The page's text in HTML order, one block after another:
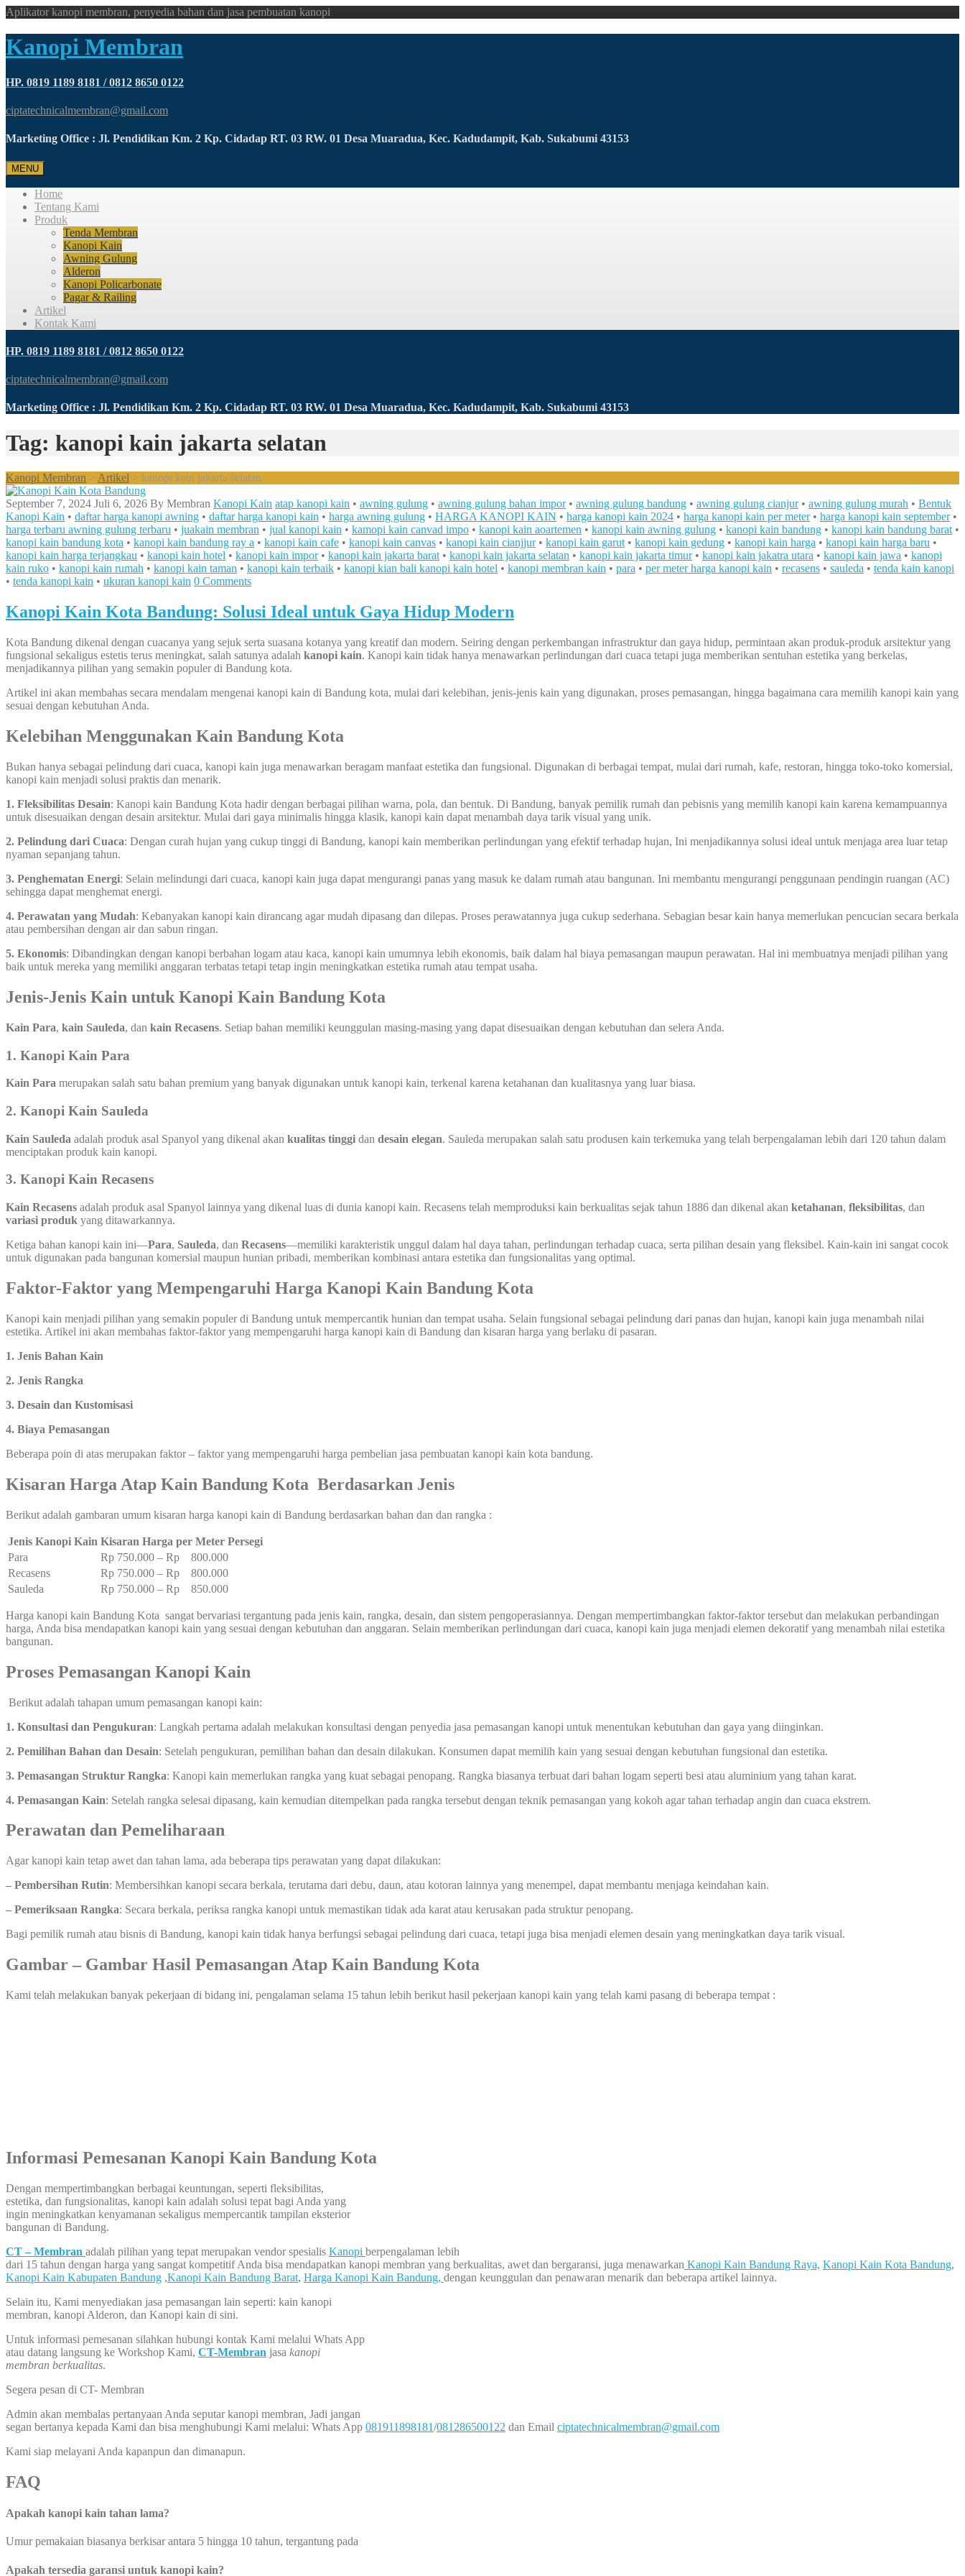
Aplikator kanopi membran, penyedia bahan dan jasa pembuatan kanopi
Kanopi Membran
HP. 0819 1189 8181 / 0812 8650 0122
ciptatechnicalmembran@gmail.com
Marketing Office : Jl. Pendidikan Km. 2 Kp. Cidadap RT. 03 RW. 01 Desa Muaradua, Kec. Kadudampit, Kab. Sukabumi 43153
MENU
Home
Tentang Kami
Produk
Tenda Membran
Kanopi Kain
Awning Gulung
Alderon
Kanopi Policarbonate
Pagar & Railing
Artikel
Kontak Kami
HP. 0819 1189 8181 / 0812 8650 0122
ciptatechnicalmembran@gmail.com
Marketing Office : Jl. Pendidikan Km. 2 Kp. Cidadap RT. 03 RW. 01 Desa Muaradua, Kec. Kadudampit, Kab. Sukabumi 43153
Tag: kanopi kain jakarta selatan
Kanopi Membran > Artikel > kanopi kain jakarta selatan
September 7, 2024 Juli 6, 2026 By Membran Kanopi Kain atap kanopi kain • awning gulung • awning gulung bahan impor• awning gulung bandung • awning gulung cianjur• awning gulung murah • Bentuk
Kanopi Kain • daftar harga kanopi awning • daftar harga kanopi kain • harga awning gulung • HARGA KANOPI KAIN • harga kanopi kain 2024 • harga kanopi kain per meter• harga kanopi kain september•
harga terbaru awning gulung terbaru • juakain membran • jual kanopi kain • kamopi kain canvad impo • kanopi kain aoartemen • kanopi kain awning gulung • kanopi kain bandung • kanopi kain bandung barat •
kanopi kain bandung kota • kanopi kain bandung ray a • kanopi kain cafe • kanopi kain canvas • kanopi kain cianjjur• kanopi kain garut • kanopi kain gedung • kanopi kain harga • kanopi kain harga baru •
kanopi kain harga terjangkau • kanopi kain hotel • kanopi kain impor• kanopi kain jakarta barat • kanopi kain jakarta selatan • kanopi kain jakarta timur• kanopi kain jakatra utara • kanopi kain jawa • kanopi
kain ruko • kanopi kain rumah • kanopi kain taman • kanopi kain terbaik • kanopi kian bali kanopi kain hotel • kanopi membran kain • para • per meter harga kanopi kain • recasens • sauleda • tenda kain kanopi
• tenda kanopi kain • ukuran kanopi kain 0 Comments
Kanopi Kain Kota Bandung: Solusi Ideal untuk Gaya Hidup Modern
Kota Bandung dikenal dengan cuacanya yang sejuk serta suasana kotanya yang kreatif dan modern. Seiring dengan perkembangan infrastruktur dan gaya hidup, permintaan akan produk-produk arsitektur yang
fungsional sekaligus estetis terus meningkat, salah satunya adalah kanopi kain. Kanopi kain tidak hanya menawarkan perlindungan dari cuaca tetapi juga memberikan sentuhan estetika yang berkelas,
menjadikannya pilihan yang semakin populer di Bandung kota.
Artikel ini akan membahas secara mendalam mengenai kanopi kain di Bandung kota, mulai dari kelebihan, jenis-jenis kain yang digunakan, proses pemasangan, hingga bagaimana cara memilih kanopi kain yang
sesuai dengan kebutuhan Anda.
Kelebihan Menggunakan Kain Bandung Kota
Bukan hanya sebagai pelindung dari cuaca, kanopi kain juga menawarkan beragam manfaat estetika dan fungsional. Digunakan di berbagai tempat, mulai dari rumah, kafe, restoran, hingga toko-toko komersial,
kanopi kain menjadi solusi praktis dan menarik.
1. Fleksibilitas Desain: Kanopi kain Bandung Kota hadir dengan berbagai pilihan warna, pola, dan bentuk. Di Bandung, banyak pemilik rumah dan pebisnis yang memilih kanopi kain karena kemampuannya
untuk disesuaikan dengan desain arsitektur. Mulai dari gaya minimalis hingga klasik, kanopi kain dapat menambah daya tarik visual yang unik.
2. Pelindung dari Cuaca: Dengan curah hujan yang cukup tinggi di Bandung, kanopi kain memberikan perlindungan yang efektif terhadap hujan, Ini menjadikannya solusi ideal untuk menjaga area luar tetap
nyaman sepanjang tahun.
3. Penghematan Energi: Selain melindungi dari cuaca, kanopi kain juga dapat mengurangi panas yang masuk ke dalam rumah atau bangunan. Ini membantu mengurangi penggunaan pendingin ruangan (AC)
sehingga dapat menghemat energi.
4. Perawatan yang Mudah: Kebanyakan kanopi kain dirancang agar mudah dipasang dan dilepas. Proses perawatannya juga cukup sederhana. Sebagian besar kain hanya memerlukan pencucian secara berkala
atau pembersihan dengan air dan sabun ringan.
5. Ekonomis: Dibandingkan dengan kanopi berbahan logam atau kaca, kanopi kain umumnya lebih ekonomis, baik dalam hal biaya pemasangan maupun perawatan. Hal ini membuatnya menjadi pilihan yang
baik untuk mereka yang memiliki anggaran terbatas tetapi tetap ingin meningkatkan estetika rumah atau tempat usaha.
Jenis-Jenis Kain untuk Kanopi Kain Bandung Kota
Kain Para, kain Sauleda, dan kain Recasens. Setiap bahan memiliki keunggulan masing-masing yang dapat disesuaikan dengan kebutuhan dan selera Anda.
1. Kanopi Kain Para
Kain Para merupakan salah satu bahan premium yang banyak digunakan untuk kanopi kain, terkenal karena ketahanan dan kualitasnya yang luar biasa.
2. Kanopi Kain Sauleda
Kain Sauleda adalah produk asal Spanyol yang dikenal akan kualitas tinggi dan desain elegan. Sauleda merupakan salah satu produsen kain terkemuka yang telah berpengalaman lebih dari 120 tahun dalam
menciptakan produk kain kanopi.
3. Kanopi Kain Recasens
Kain Recasens adalah produk asal Spanyol lainnya yang dikenal luas di dunia kanopi kain. Recasens telah memproduksi kain berkualitas sejak tahun 1886 dan dikenal akan ketahanan, fleksibilitas, dan
variasi produk yang ditawarkannya.
Ketiga bahan kanopi kain ini—Para, Sauleda, dan Recasens—memiliki karakteristik unggul dalam hal daya tahan, perlindungan terhadap cuaca, serta pilihan desain yang fleksibel. Kain-kain ini sangat cocok
untuk digunakan pada bangunan komersial maupun hunian pribadi, memberikan kombinasi antara estetika dan fungsionalitas yang optimal.
Faktor-Faktor yang Mempengaruhi Harga Kanopi Kain Bandung Kota
Kanopi kain menjadi pilihan yang semakin populer di Bandung untuk mempercantik hunian dan tempat usaha. Selain fungsional sebagai pelindung dari panas dan hujan, kanopi kain juga menambah nilai
estetika. Artikel ini akan membahas faktor-faktor yang mempengaruhi harga kanopi kain di Bandung dan kisaran harga yang berlaku di pasaran.
1. Jenis Bahan Kain
2. Jenis Rangka
3. Desain dan Kustomisasi
4. Biaya Pemasangan
Beberapa poin di atas merupakan faktor – faktor yang mempengaruhi harga pembelian jasa pembuatan kanopi kain kota bandung.
Kisaran Harga Atap Kain Bandung Kota Berdasarkan Jenis
Berikut adalah gambaran umum kisaran harga kanopi kain di Bandung berdasarkan bahan dan dan rangka :
Jenis Kanopi Kain Kisaran Harga per Meter Persegi
Para
Rp 750.000 – Rp 800.000
Recasens
Rp 750.000 – Rp 800.000
Sauleda
Rp 750.000 – Rp 850.000
Harga kanopi kain Bandung Kota sangat bervariasi tergantung pada jenis kain, rangka, desain, dan sistem pengoperasiannya. Dengan mempertimbangkan faktor-faktor tersebut dan melakukan perbandingan
harga, Anda bisa mendapatkan kanopi kain yang sesuai dengan kebutuhan dan anggaran. Selain memberikan perlindungan dari cuaca, kanopi kain juga menjadi elemen dekoratif yang menambah nilai estetika
bangunan.
Proses Pemasangan Kanopi Kain
Berikut adalah tahapan umum pemasangan kanopi kain:
1. Konsultasi dan Pengukuran: Langkah pertama adalah melakukan konsultasi dengan penyedia jasa pemasangan kanopi untuk menentukan kebutuhan dan gaya yang diinginkan.
2. Pemilihan Bahan dan Desain: Setelah pengukuran, pemilihan bahan dan desain dilakukan. Konsumen dapat memilih kain yang sesuai dengan kebutuhan fungsional dan estetika.
3. Pemasangan Struktur Rangka: Kanopi kain memerlukan rangka yang kuat sebagai penopang. Rangka biasanya terbuat dari bahan logam seperti besi atau aluminium yang tahan karat.
4. Pemasangan Kain: Setelah rangka selesai dipasang, kain kemudian ditempelkan pada rangka tersebut dengan teknik pemasangan yang kokoh agar tahan terhadap angin dan cuaca ekstrem.
Perawatan dan Pemeliharaan
Agar kanopi kain tetap awet dan tahan lama, ada beberapa tips perawatan yang dapat dilakukan:
– Pembersihan Rutin: Membersihkan kanopi secara berkala, terutama dari debu, daun, atau kotoran lainnya yang menempel, dapat membantu menjaga keindahan kain.
– Pemeriksaan Rangka: Secara berkala, periksa rangka kanopi untuk memastikan tidak ada karat atau kerusakan pada struktur penopang.
Bagi pemilik rumah atau bisnis di Bandung, kanopi kain tidak hanya berfungsi sebagai pelindung dari cuaca, tetapi juga bisa menjadi elemen desain yang meningkatkan daya tarik visual.
Gambar – Gambar Hasil Pemasangan Atap Kain Bandung Kota
Kami telah melakukan banyak pekerjaan di bidang ini, pengalaman selama 15 tahun lebih berikut hasil pekerjaan kanopi kain yang telah kami pasang di beberapa tempat :
Informasi Pemesanan Kanopi Kain Bandung Kota
Dengan mempertimbangkan berbagai keuntungan, seperti fleksibilitas,
estetika, dan fungsionalitas, kanopi kain adalah solusi tepat bagi Anda yang
ingin meningkatkan kenyamanan sekaligus mempercantik tampilan eksterior
bangunan di Bandung.
CT – Membran adalah pilihan yang tepat merupakan vendor spesialis Kanopi berpengalaman lebih
dari 15 tahun dengan harga yang sangat kompetitif Anda bisa mendapatkan kanopi membran yang berkualitas, awet dan bergaransi, juga menawarkan Kanopi Kain Bandung Raya, Kanopi Kain Kota Bandung,
Kanopi Kain Kabupaten Bandung ,Kanopi Kain Bandung Barat, Harga Kanopi Kain Bandung, dengan keunggulan dan penawaran menarik dan beberapa artikel lainnya.
Selain itu, Kami menyediakan jasa pemasangan lain seperti: kain kanopi
membran, kanopi Alderon, dan Kanopi kain di sini.
Untuk informasi pemesanan silahkan hubungi kontak Kami melalui Whats App
atau datang langsung ke Workshop Kami, CT-Membran jasa kanopi
membran berkualitas.
Segera pesan di CT- Membran
Admin akan membalas pertanyaan Anda seputar kanopi membran, Jadi jangan
segan bertanya kepada Kami dan bisa menghubungi Kami melalui: Whats App 081911898181/081286500122 dan Email ciptatechnicalmembran@gmail.com
Kami siap melayani Anda kapanpun dan dimanapun.
FAQ
Apakah kanopi kain tahan lama?
Umur pemakaian biasanya berkisar antara 5 hingga 10 tahun, tergantung pada
Apakah tersedia garansi untuk kanopi kain?